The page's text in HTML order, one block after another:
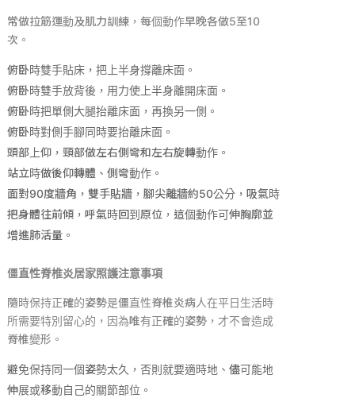
常做拉筋運動及肌力訓練，每個動作早晚各做5至10
次。
俯卧時雙手貼床，把上半身撐離床面。
俯卧時雙手放背後，用力使上半身離開床面。
俯卧時把單側大腿抬離床面，再換另一側。
俯卧時對側手腳同時要抬離床面。
頭部上仰，頸部做左右側彎和左右旋轉動作。
站立時做後仰轉體、側彎動作。
面對90度牆角，雙手貼牆，腳尖離牆約50公分，吸氣時
把身體往前傾，呼氣時回到原位，這個動作可伸胸廓並
增進肺活量。
僵直性脊椎炎居家照護注意事項
隨時保持正確的姿勢是僵直性脊椎炎病人在平日生活時
所需要特別留心的，因為唯有正確的姿勢，才不會造成
脊椎變形。
避免保持同一個姿勢太久，否則就要適時地、儘可能地
伸展或移動自己的關節部位。